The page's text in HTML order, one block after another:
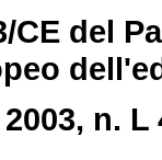
CE del
n. L